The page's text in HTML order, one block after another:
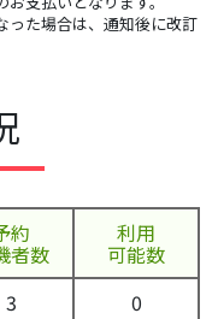
た場合は、通知後に改訂
約
者数
利用
可能数
3 0